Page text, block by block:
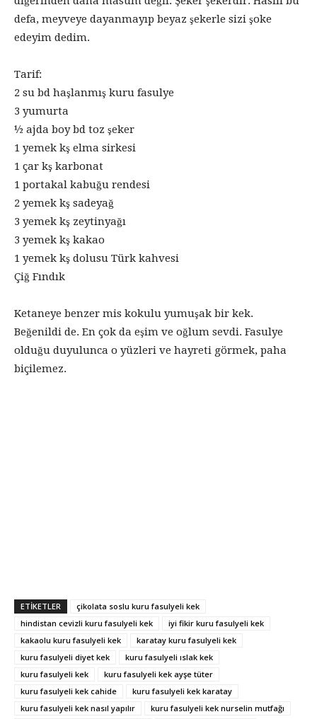
defa, meyveye dayanmayıp beyaz şekerle sizi şoke
edeyim dedim.
Tarif:
2 su bd haşlanmış kuru fasulye
3 yumurta
½ ajda boy bd toz şeker
1 yemek kş elma sirkesi
1 çar kş karbonat
1 portakal kabuğu rendesi
2 yemek kş sadeyağ
3 yemek kş zeytinyağı
3 yemek kş kakao
1 yemek kş dolusu Türk kahvesi
Çiğ Fındık
Ketaneye benzer mis kokulu yumuşak bir kek.
Beğenildi de. En çok da eşim ve oğlum sevdi. Fasulye
olduğu duyulunca o yüzleri ve hayreti görmek, paha
biçilemez.
ETIKETLER
çikolata soslu kuru fasulyeli kek
hindistan cevizli kuru fasulyeli kek
iyi fikir kuru fasulyeli kek
kakaolu kuru fasulyeli kek
karatay kuru fasulyeli kek
kuru fasulyeli diyet kek
kuru fasulyeli ıslak kek
kuru fasulyeli kek
kuru fasulyeli kek ayşe tüter
kuru fasulyeli kek cahide
kuru fasulyeli kek karatay
kuru fasulyeli kek nasıl yapılır
kuru fasulyeli kek nurselin mutfağı